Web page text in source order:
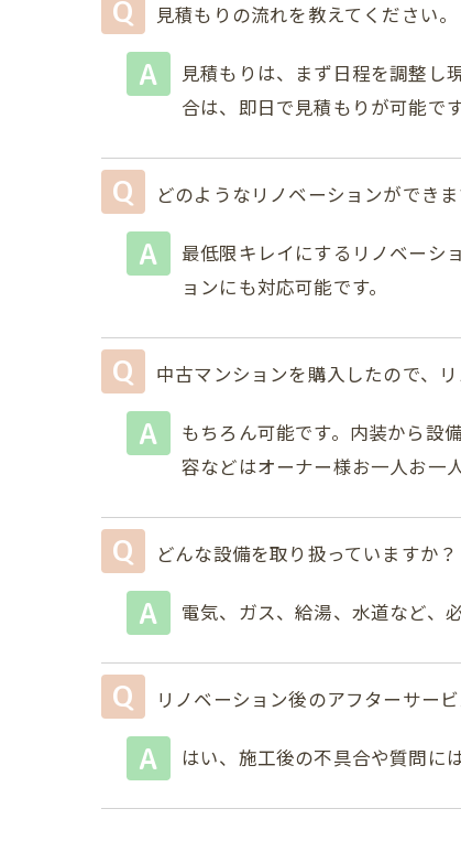
見積もりの流れを教えてください。
見積もりは、まず日程を調整し
合は、即日で見積もりが可能です
どのようなリノベーションができ
最低限キレイにするリノベーシ
ョンにも対応可能です。
中古マンションを購入したので、
もちろん可能です。内装から設
容などはオーナー様お一人お一
どんな設備を取り扱っていますか？
電気、ガス、給湯、水道など、
リノベーション後のアフターサー
はい、施工後の不具合や質問に